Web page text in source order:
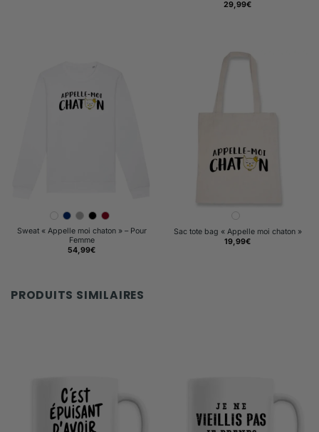
29,99€
Sweat « Appelle moi chaton » – Pour
Femme
54,99€
Sac tote bag « Appelle moi chaton »
19,99€
PRODUITS SIMILAIRES